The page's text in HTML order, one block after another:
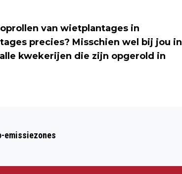
van wietplantages in
precies? Misschien wel bij jou in
kwekerijen die zijn opgerold in
MÖLLENKAMP
emissiezones